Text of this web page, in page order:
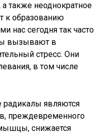
а также неоднократное
к образованию
нас сегодня так часто
вызывают в
стресс. Они
в том числе
являются
преждевременного
снижается